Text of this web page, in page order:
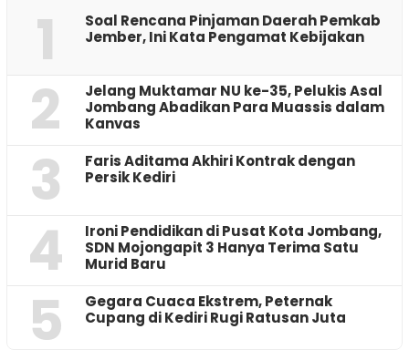
1
‎Soal Rencana Pinjaman Daerah Pemkab
Jember, Ini Kata Pengamat Kebijakan ‎
2
Jelang Muktamar NU ke-35, Pelukis Asal
Jombang Abadikan Para Muassis dalam
Kanvas
3
Faris Aditama Akhiri Kontrak dengan
Persik Kediri
4
Ironi Pendidikan di Pusat Kota Jombang,
SDN Mojongapit 3 Hanya Terima Satu
Murid Baru
5
‎Gegara Cuaca Ekstrem, Peternak
Cupang di Kediri Rugi Ratusan Juta